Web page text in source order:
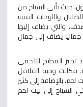
حيث يأتي السياح من
واللوحات الفنية
والتي يضاف إليها
يضاف إلى جمال
تميز المطبخ التلحمي
فكانت وجبة الفلافل
بالإضافة إلى كثير
السياح إلى بيت لحم